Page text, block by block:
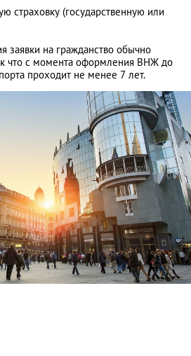
страховку (государственную или
заявки на гражданство обычно
что с момента оформления ВНЖ до
проходит не менее 7 лет.